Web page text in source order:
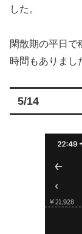
した。
閑散期の平日で
時間もありまし
5/14